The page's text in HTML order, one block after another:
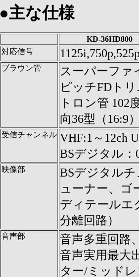
●主な仕様
KD-36HD800
対応信号
ブラウン管
スーパーファ
ピッチFDト
トロン管 102
向36型（16:9
受信チャンネル VHF:1～12ch
BSデジタル：
映像部
BSデジタル
ューナー、ゴ
ディテールエ
分離回路）
音声部
音声多重回路
音声実用最大
ター/ミッド